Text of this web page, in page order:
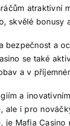
atraktivní
skvělé
bezpečnost a
se také
a v
a
ale i pro
je Mafia